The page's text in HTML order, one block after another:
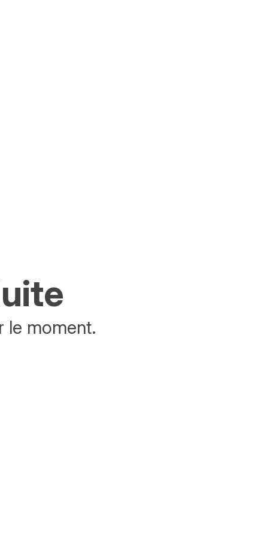
le moment.